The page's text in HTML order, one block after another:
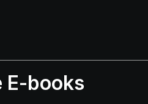
E-books